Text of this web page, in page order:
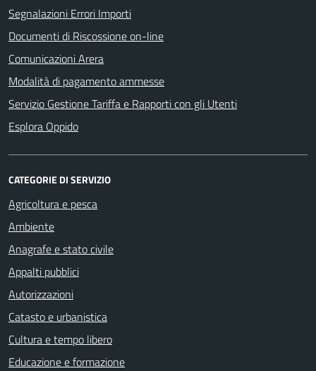
Segnalazioni Errori Importi
Documenti di Riscossione on-line
Comunicazioni Arera
Modalità di pagamento ammesse
Servizio Gestione Tariffa e Rapporti con gli Utenti
Esplora Oppido
CATEGORIE DI SERVIZIO
Agricoltura e pesca
Ambiente
Anagrafe e stato civile
Appalti pubblici
Autorizzazioni
Catasto e urbanistica
Cultura e tempo libero
Educazione e formazione